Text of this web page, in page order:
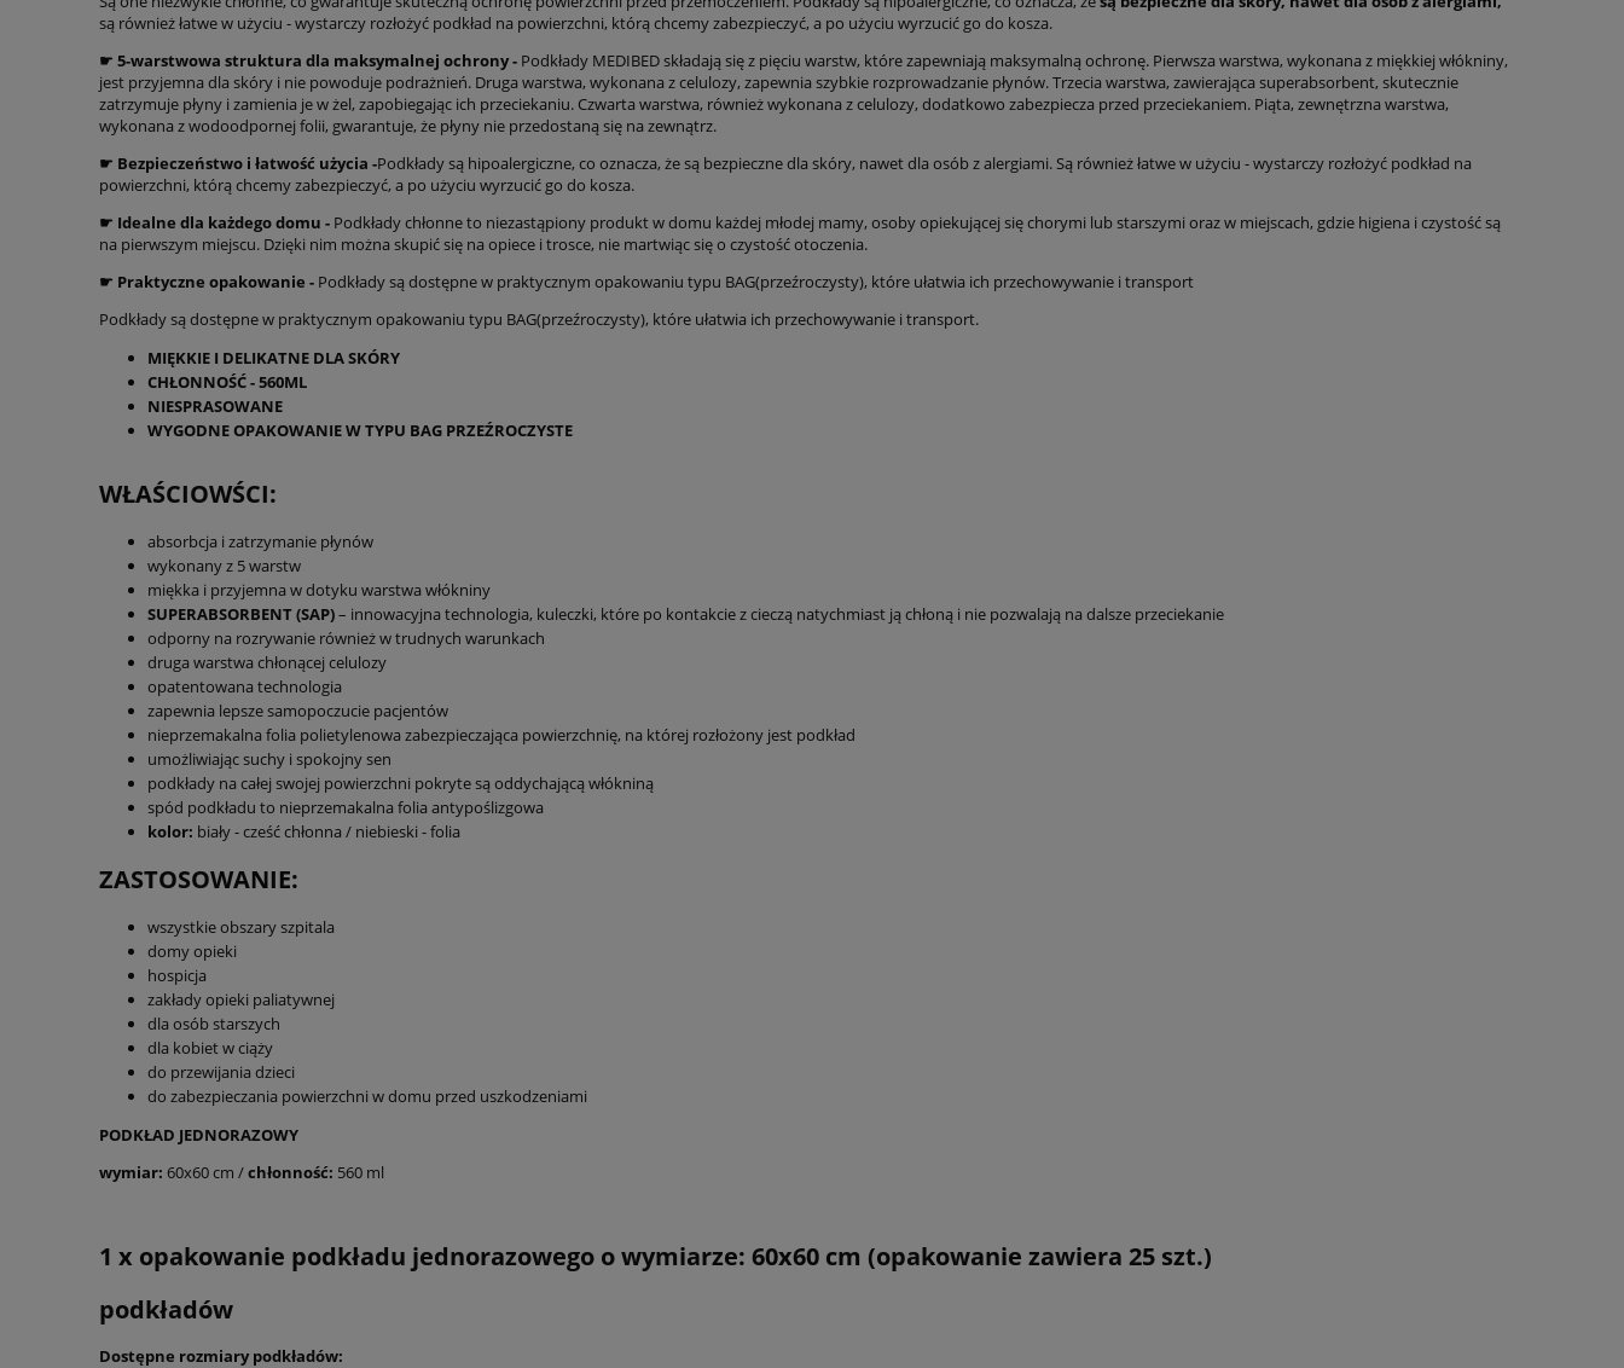
są również łatwe w użyciu - wystarczy rozłożyć podkład na powierzchni, którą chcemy zabezpieczyć, a po użyciu wyrzucić go do kosza.
☛ 5-warstwowa struktura dla maksymalnej ochrony - Podkłady MEDIBED składają się z pięciu warstw, które zapewniają maksymalną ochronę. Pierwsza warstwa, wykonana z miękkiej włókniny,
jest przyjemna dla skóry i nie powoduje podrażnień. Druga warstwa, wykonana z celulozy, zapewnia szybkie rozprowadzanie płynów. Trzecia warstwa, zawierająca superabsorbent, skutecznie
zatrzymuje płyny i zamienia je w żel, zapobiegając ich przeciekaniu. Czwarta warstwa, również wykonana z celulozy, dodatkowo zabezpiecza przed przeciekaniem. Piąta, zewnętrzna warstwa,
wykonana z wodoodpornej folii, gwarantuje, że płyny nie przedostaną się na zewnątrz.
☛ Bezpieczeństwo i łatwość użycia -Podkłady są hipoalergiczne, co oznacza, że są bezpieczne dla skóry, nawet dla osób z alergiami. Są również łatwe w użyciu - wystarczy rozłożyć podkład na
powierzchni, którą chcemy zabezpieczyć, a po użyciu wyrzucić go do kosza.
☛ Idealne dla każdego domu - Podkłady chłonne to niezastąpiony produkt w domu każdej młodej mamy, osoby opiekującej się chorymi lub starszymi oraz w miejscach, gdzie higiena i czystość są
na pierwszym miejscu. Dzięki nim można skupić się na opiece i trosce, nie martwiąc się o czystość otoczenia.
☛ Praktyczne opakowanie - Podkłady są dostępne w praktycznym opakowaniu typu BAG(przeźroczysty), które ułatwia ich przechowywanie i transport
Podkłady są dostępne w praktycznym opakowaniu typu BAG(przeźroczysty), które ułatwia ich przechowywanie i transport.
MIĘKKIE I DELIKATNE DLA SKÓRY
CHŁONNOŚĆ - 560ML
NIESPRASOWANE
WYGODNE OPAKOWANIE W TYPU BAG PRZEŹROCZYSTE
WŁAŚCIOWŚCI:
absorbcja i zatrzymanie płynów
wykonany z 5 warstw
miękka i przyjemna w dotyku warstwa włókniny
SUPERABSORBENT (SAP)– innowacyjna technologia, kuleczki, które po kontakcie z cieczą natychmiast ją chłoną i nie pozwalają na dalsze przeciekanie
odporny na rozrywanie również w trudnych warunkach
druga warstwa chłonącej celulozy
opatentowana technologia
zapewnia lepsze samopoczucie pacjentów
nieprzemakalna folia polietylenowa zabezpieczająca powierzchnię, na której rozłożony jest podkład
umożliwiając suchy i spokojny sen
podkłady na całej swojej powierzchni pokryte są oddychającą włókniną
spód podkładu to nieprzemakalna folia antypoślizgowa
kolor: biały - cześć chłonna / niebieski - folia
ZASTOSOWANIE:
wszystkie obszary szpitala
domy opieki
hospicja
zakłady opieki paliatywnej
dla osób starszych
dla kobiet w ciąży
do przewijania dzieci
do zabezpieczania powierzchni w domu przed uszkodzeniami
PODKŁAD JEDNORAZOWY
wymiar: 60x60 cm /chłonność: 560 ml
1 x opakowanie podkładu jednorazowego o wymiarze: 60x60 cm (opakowanie zawiera 25 szt.)
podkładów
Dostępne rozmiary podkładów: